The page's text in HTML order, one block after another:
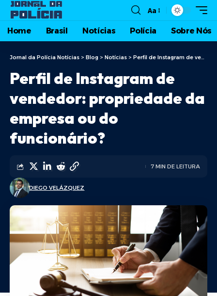
Aa
Home Brasil Notícias Polícia Sobre Nós
Jornal da Polícia Notícias > Blog > Notícias > Perfil de Instagram de vendedor: propriedade da empresa ou do funcionário?
Perfil de Instagram de
vendedor: propriedade da
empresa ou do
funcionário?
DIEGO VELÁZQUEZ
7 MIN DE LEITURA